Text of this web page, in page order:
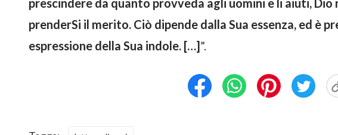
prescindere da quanto provveda agli uomini e li aiuti, Dio
prenderSi il merito. Ciò dipende dalla Sua essenza, ed è
espressione della Sua indole. […]”.